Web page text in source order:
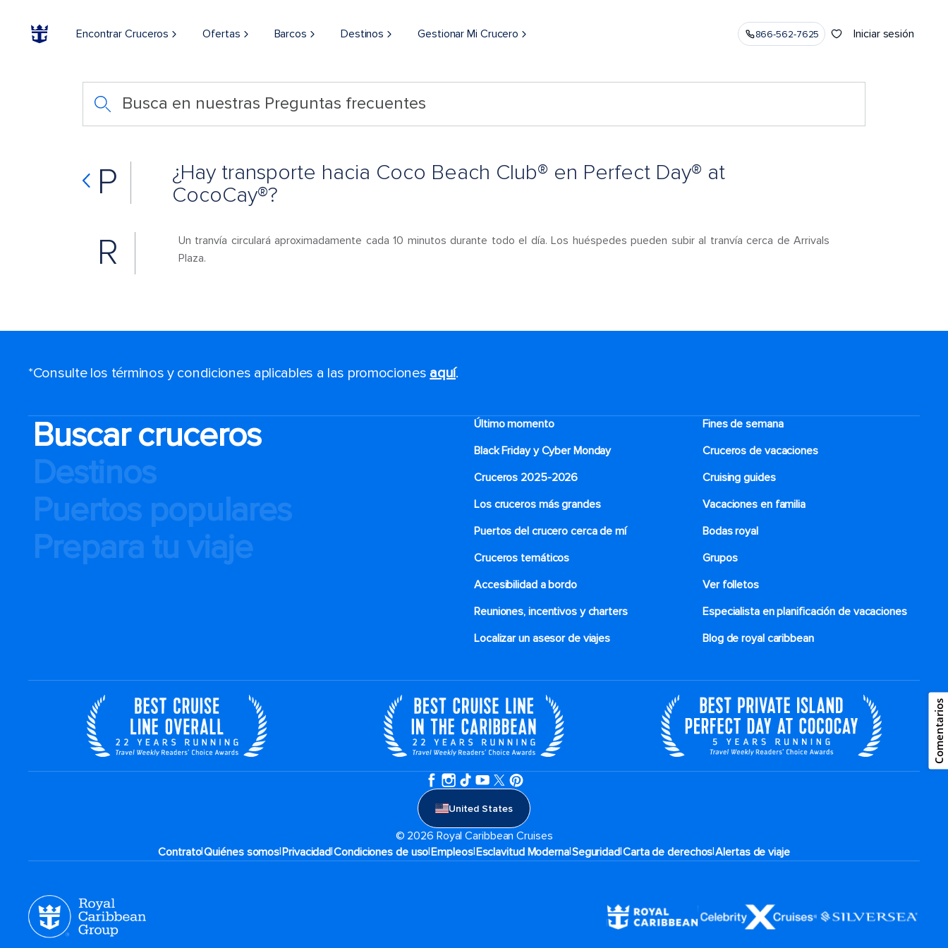
Encontrar Cruceros Ofertas Barcos Destinos Gestionar Mi Crucero 866-562-7625 Iniciar sesión
Busca en nuestras Preguntas frecuentes
P
¿Hay transporte hacia Coco Beach Club® en Perfect Day® at
CocoCay®?
R
Un tranvía circulará aproximadamente cada 10 minutos durante todo el día. Los huéspedes pueden subir al tranvía cerca de Arrivals
Plaza.
*Consulte los términos y condiciones aplicables a las promociones aquí.
Buscar cruceros
Destinos
Puertos populares
Prepara tu viaje
Último momento
Fines de semana
Black Friday y Cyber Monday
Cruceros de vacaciones
Cruceros 2025-2026
Cruising guides
Los cruceros más grandes
Vacaciones en familia
Puertos del crucero cerca de mí
Bodas royal
Cruceros temáticos
Grupos
Accesibilidad a bordo
Ver folletos
Reuniones, incentivos y charters​
Especialista en planificación de vacaciones
Localizar un asesor de viajes
Blog de royal caribbean
United States
© 2026 Royal Caribbean Cruises
Contrato|Quiénes somos|Privacidad|Condiciones de uso|Empleos|Esclavitud Moderna|Seguridad|Carta de derechos|Alertas de viaje
Comentarios